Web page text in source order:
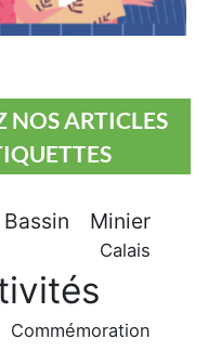
NOS ARTICLES
Bassin Minier
Calais
Commémoration